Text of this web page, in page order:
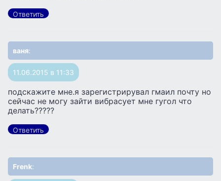
Ответить
ваня:
11.06.2015 в 11:33
подскажите мне.я зарегистрирувал гмаил почту но
сейчас не могу зайти вибрасует мне гугол что
делать?????
Ответить
Frenk: